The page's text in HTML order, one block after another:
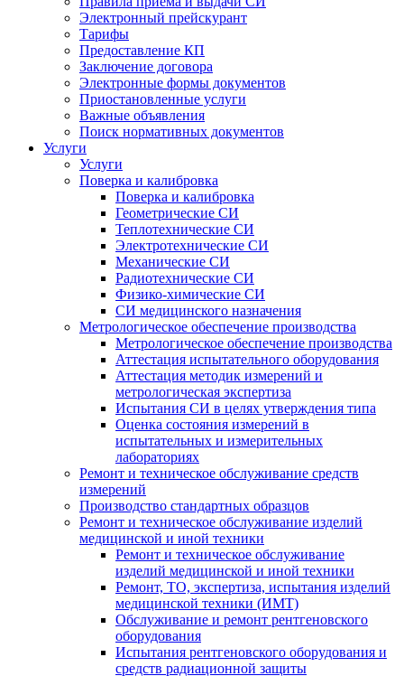
Электронный прейскурант
Тарифы
Предоставление КП
Заключение договора
Электронные формы документов
Приостановленные услуги
Важные объявления
Поиск нормативных документов
Услуги
Услуги
Поверка и калибровка
Поверка и калибровка
Геометрические СИ
Теплотехнические СИ
Электротехнические СИ
Механические СИ
Радиотехнические СИ
Физико-химические СИ
СИ медицинского назначения
Метрологическое обеспечение производства
Метрологическое обеспечение производства
Аттестация испытательного оборудования
Аттестация методик измерений и
метрологическая экспертиза
Испытания СИ в целях утверждения типа
Оценка состояния измерений в
испытательных и измерительных
лабораториях
Ремонт и техническое обслуживание средств
измерений
Производство стандартных образцов
Ремонт и техническое обслуживание изделий
медицинской и иной техники
Ремонт и техническое обслуживание
изделий медицинской и иной техники
Ремонт, ТО, экспертиза, испытания изделий
медицинской техники (ИМТ)
Обслуживание и ремонт рентгеновского
оборудования
Испытания рентгеновского оборудования и
средств радиационной защиты